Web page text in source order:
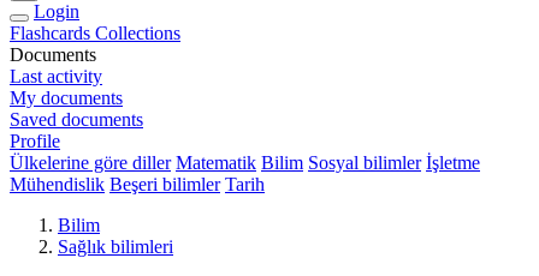
Login
Flashcards Collections
Documents
Last activity
My documents
Saved documents
Profile
Ülkelerine göre diller Matematik Bilim Sosyal bilimler İşletme
Mühendislik Beşeri bilimler Tarih
Bilim
Sağlık bilimleri